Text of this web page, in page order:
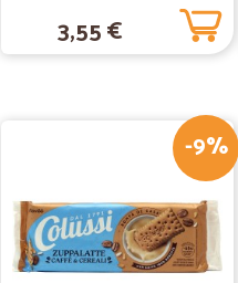
rapida e precisa, buon imballaggio.
3,55 €
-9%